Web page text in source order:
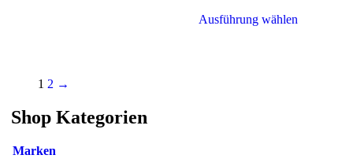
der
Ausführung wählenDieses
1 2 →
Shop Kategorien
Marken